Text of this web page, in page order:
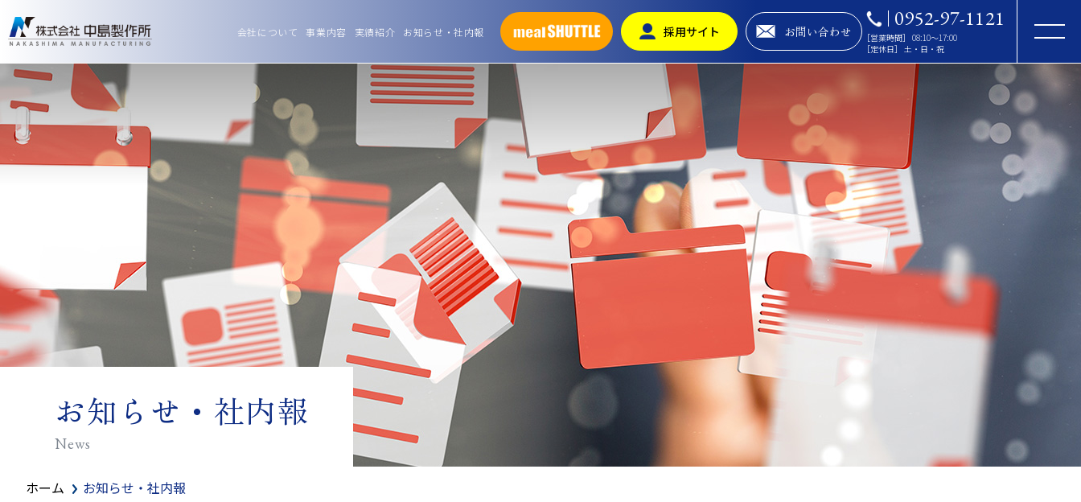
会社について 事業内容 実績紹介 お知らせ・社内報 採用サイト お問い合わせ
0952-97-1121
［営業時間］ 08:10～17:00
［定休日］ 土・日・祝
お知らせ・社内報
News
ホーム お知らせ・社内報